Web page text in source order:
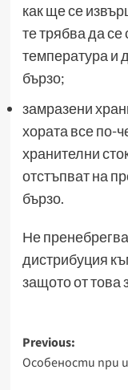
как ще се
те трябва да
температура и
бързо;
замразени
хората все по-
хранителни
отстъпват на
бързо.
Не
дистрибуция
защото от това
Post
Previous:
Особености при